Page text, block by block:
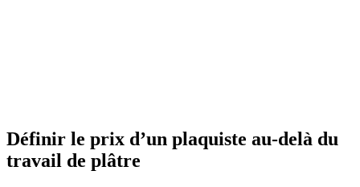
Définir le prix d’un plaquiste au-delà du
travail de plâtre